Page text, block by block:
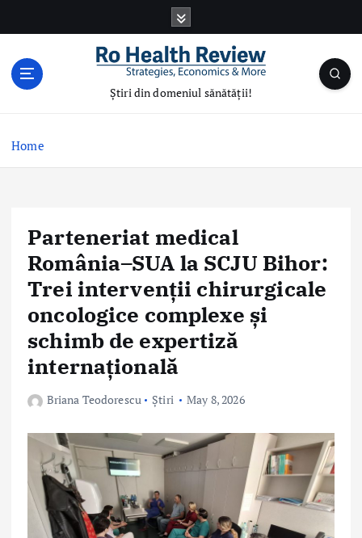
Știri din domeniul sănătății!
Home
Parteneriat medical
România–SUA la SCJU Bihor:
Trei intervenții chirurgicale
oncologice complexe și
schimb de expertiză
internațională
Briana Teodorescu Știri May 8, 2026